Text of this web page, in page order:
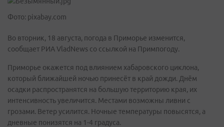
Фото: pixabay.com
Во вторник, 18 августа, погода в Приморье изменится,
сообщает РИА VladNews со ссылкой на Примпогоду.
Приморье окажется под влиянием хабаровского циклона,
который ближайшей ночью принесёт в край дожди. Днём
осадки распространятся на большую территорию края, их
интенсивность увеличится. Местами возможны ливни с
грозами. Ветер усилится. Ночные температуры повысятся, а
дневные понизятся на 1-4 градуса.